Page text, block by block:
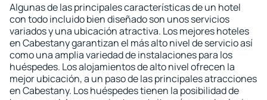
Algunas de las principales características de un hotel
con todo incluido bien diseñado son unos servicios
variados y una ubicación atractiva. Los mejores hoteles
en Cabestany garantizan el más alto nivel de servicio así
como una amplia variedad de instalaciones para los
huéspedes. Los alojamientos de alto nivel ofrecen la
mejor ubicación, a un paso de las principales atracciones
en Cabestany. Los huéspedes tienen la posibilidad de